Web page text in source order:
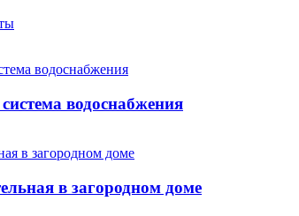
водоснабжения
в загородном доме